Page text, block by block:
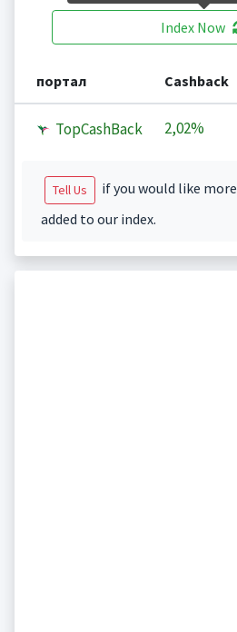
Index Now
портал Cashback
TopCashBack 2,02%
Tell Us
if you would like
added to our index.